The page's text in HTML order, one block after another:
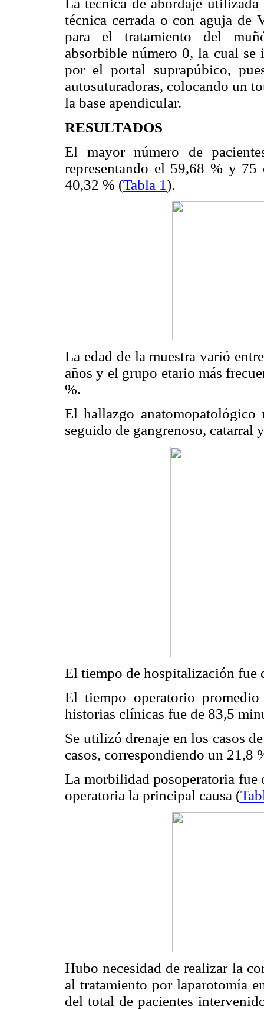
La técnica de abordaje
técnica cerrada o con aguja de
para el tratamiento del
absorbible número 0, la cual
por el portal suprapúbico,
autosuturadoras, colocando un
la base apendicular.
RESULTADOS
El mayor número de
representando el 59,68 % y 75
40,32 % (Tabla 1).
La edad de la muestra varió
años y el grupo etario más
%.
El hallazgo anatomopatológico
seguido de gangrenoso, catarral
El tiempo de hospitalización fue
El tiempo operatorio
historias clínicas fue de 83,5
Se utilizó drenaje en los casos
casos, correspondiendo un 21,8
La morbilidad posoperatoria fue
operatoria la principal causa (
Hubo necesidad de realizar la
al tratamiento por laparotomía
del total de pacientes